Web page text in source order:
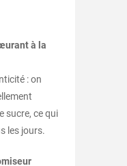
à la
: on
sucre, ce qui
les jours.